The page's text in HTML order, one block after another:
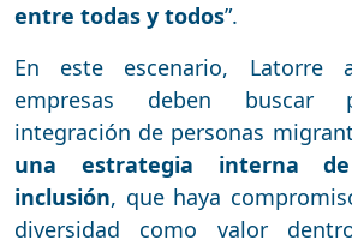
entre todas y todos”.
En este escenario, Latorre
empresas deben buscar
integración de personas
una estrategia interna
inclusión, que haya
diversidad como valor